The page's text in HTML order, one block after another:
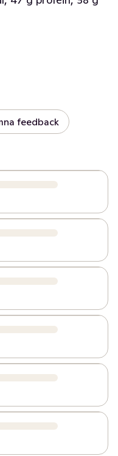
feedback